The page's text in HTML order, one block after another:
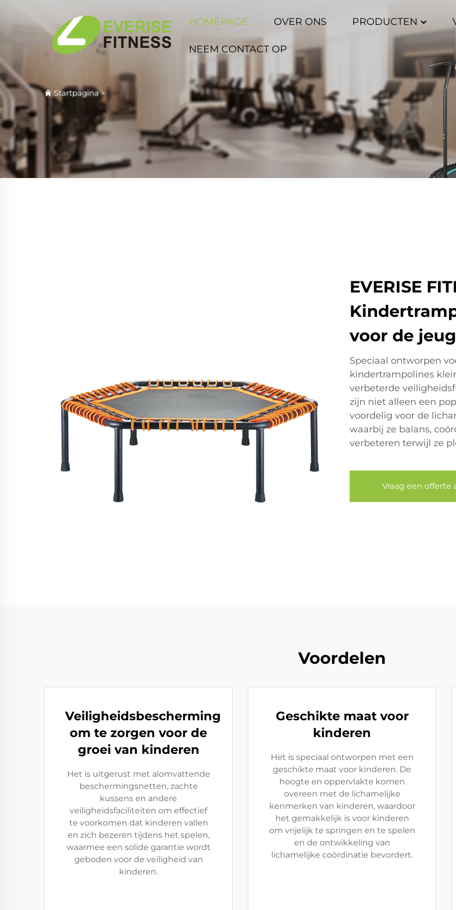
HOMEPAGE OVER ONS PRODUCTEN
NEEM CONTACT OP
Startpagina>
EVERISE
voor de
Speciaal ontworpen
kindertrampolines
verbeterde
zijn niet alleen een
voordelig voor de
waarbij ze balans,
verbeteren terwijl ze
Vraag een offerte
Voordelen
Veiligheidsbescherming
om te zorgen voor de
groei van kinderen
Het is uitgerust met alomvattende
beschermingsnetten, zachte
kussens en andere
veiligheidsfaciliteiten om effectief
te voorkomen dat kinderen vallen
en zich bezeren tijdens het spelen,
waarmee een solide garantie wordt
geboden voor de veiligheid van
kinderen.
Geschikte maat voor
kinderen
Het is speciaal ontworpen met een
geschikte maat voor kinderen. De
hoogte en oppervlakte komen
overeen met de lichamelijke
kenmerken van kinderen, waardoor
het gemakkelijk is voor kinderen
om vrijelijk te springen en te spelen
en de ontwikkeling van
lichamelijke coördinatie bevordert.